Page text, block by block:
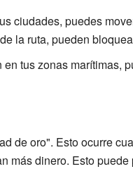
ciudades, puedes
la ruta, pueden
tus zonas marítimas,
de oro". Esto ocurre
más dinero. Esto